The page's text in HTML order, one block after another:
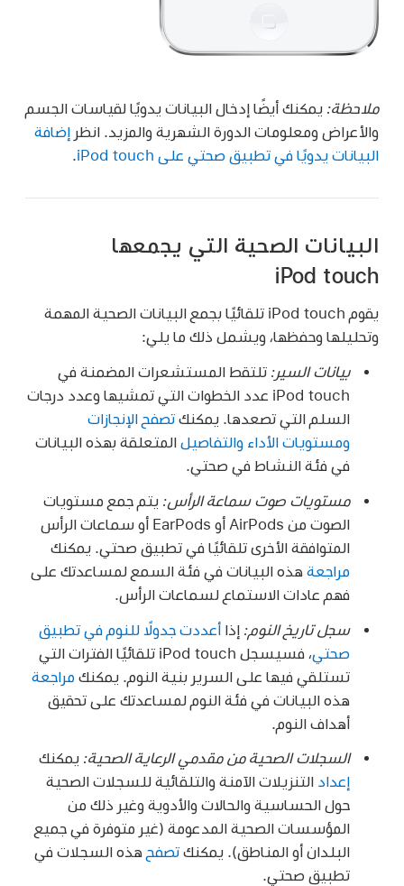
ملاحظة: يمكنك أيضًا إدخال البيانات يدويًا لقياسات الجسم
والأعراض ومعلومات الدورة الشهرية والمزيد. انظر إضافة
البيانات يدويًا في تطبيق صحتي على iPod touch
البيانات الصحية التي يجمعها
iPod touch
يقوم iPod touch تلقائيًا بجمع البيانات الصحية المهمة
وتحليلها وحفظها، ويشمل ذلك ما يلي:
بيانات السير:تلتقط المستشعرات المضمنة في
iPod touch عدد الخطوات التي تمشيها وعدد درجات
السلم التي تصعدها. يمكنكتصفح الإنجازات
ومستويات الأداء والتفاصيل المتعلقة بهذه البيانات
في فئة النشاط في صحتي.
مستويات صوت سماعة الرأس:يتم جمع مستويات
الصوت من AirPods أو EarPods أو سماعات الرأس
المتوافقة الأخرى تلقائيًا في تطبيق صحتي. يمكنك
مراجعة هذه البيانات في فئة السمع لمساعدتك على
فهم عادات الاستماع لسماعات الرأس.
سجل تاريخ النوم:إذاأعددت جدولًا للنوم في تطبيق
صحتي
، فسيسجل iPod touch تلقائيًا الفترات التي
تستلقي فيها على السرير بنية النوم. يمكنك مراجعة
هذه البيانات في فئة النوم لمساعدتك على تحقيق
أهداف النوم.
السجلات الصحية من مقدمي الرعاية الصحية:يمكنك
إعداد التنزيلات الآمنة والتلقائية للسجلات الصحية
حول الحساسية والحالات والأدوية وغير ذلك من
المؤسسات الصحية المدعومة (غير متوفرة في جميع
البلدان أو المناطق). يمكنكتصفح هذه السجلات في
تطبيق صحتي.